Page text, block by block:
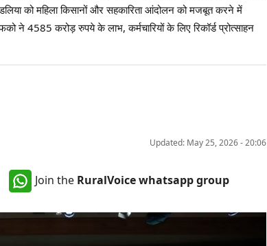
को महिला किसानों और सहकारिता आंदोलन को मजबूत करने में
ने 4585 करोड़ रुपये के लाभ, कर्मचारियों के लिए रिकॉर्ड प्रोत्साहन
Updated: May 25, 2026 - 20:06
Join the RuralVoice whatsapp group